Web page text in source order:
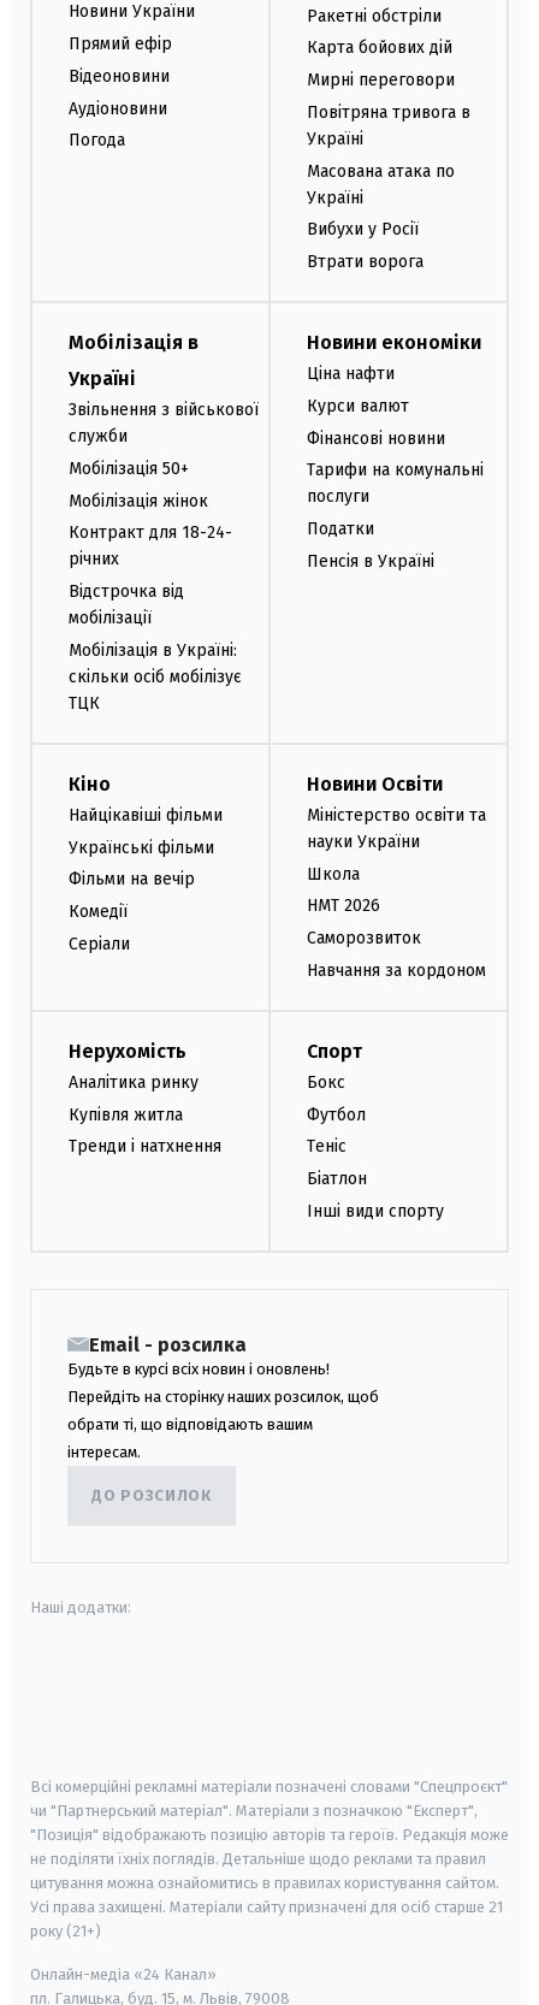
Новини України
Прямий ефір
Відеоновини
Аудіоновини
Погода
Ракетні обстріли
Карта бойових дій
Мирні переговори
Повітряна тривога в
Україні
Масована атака по
Україні
Вибухи у Росії
Втрати ворога
Мобілізація в
Україні
Звільнення з військової
служби
Мобілізація 50+
Мобілізація жінок
Контракт для 18-24-
річних
Відстрочка від
мобілізації
Мобілізація в Україні:
скільки осіб мобілізує
ТЦК
Новини економіки
Ціна нафти
Курси валют
Фінансові новини
Тарифи на комунальні
послуги
Податки
Пенсія в Україні
Кіно
Найцікавіші фільми
Українські фільми
Фільми на вечір
Комедії
Серіали
Новини Освіти
Міністерство освіти та
науки України
Школа
НМТ 2026
Саморозвиток
Навчання за кордоном
Нерухомість
Аналітика ринку
Купівля житла
Тренди і натхнення
Спорт
Бокс
Футбол
Теніс
Біатлон
Інші види спорту
Email - розсилка
Будьте в курсі всіх новин і оновлень!
Перейдіть на сторінку наших розсилок, щоб
обрати ті, що відповідають вашим
інтересам.
ДО РОЗСИЛОК
Наші додатки:
Всі комерційні рекламні матеріали позначені словами "Спецпроєкт"
чи "Партнерський матеріал". Матеріали з позначкою "Експерт",
"Позиція" відображають позицію авторів та героїв. Редакція може
не поділяти їхніх поглядів. Детальніше щодо реклами та правил
цитування можна ознайомитись в правилах користування сайтом.
Усі права захищені. Матеріали сайту призначені для осіб старше 21
року (21+)
Онлайн-медіа «24 Канал»
пл. Галицька, буд. 15, м. Львів, 79008